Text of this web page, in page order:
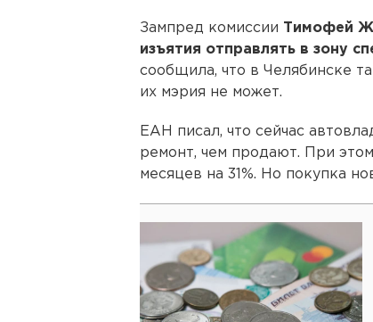
Зампред комиссии Тимофей
изъятия отправлять в зону
сообщила, что в Челябинске
их мэрия не может.
ЕАН писал, что сейчас
ремонт, чем продают. При
месяцев на 31%. Но покупка